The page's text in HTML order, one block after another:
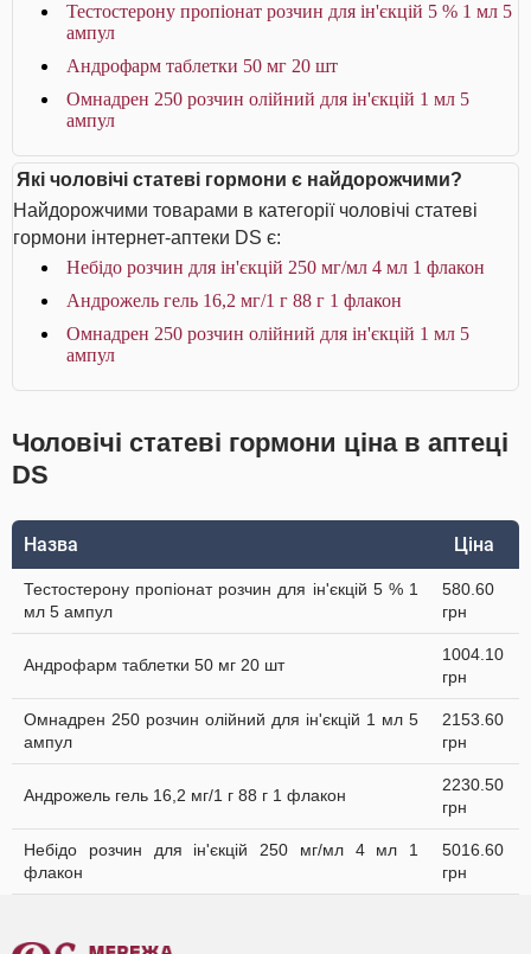
Тестостерону пропіонат розчин для ін'єкцій 5 % 1 мл 5
ампул
Андрофарм таблетки 50 мг 20 шт
Омнадрен 250 розчин олійний для ін'єкцій 1 мл 5
ампул
Які чоловічі статеві гормони є найдорожчими?
Найдорожчими товарами в категорії чоловічі статеві
гормони інтернет-аптеки DS є:
Небідо розчин для ін'єкцій 250 мг/мл 4 мл 1 флакон
Андрожель гель 16,2 мг/1 г 88 г 1 флакон
Омнадрен 250 розчин олійний для ін'єкцій 1 мл 5
ампул
Чоловічі статеві гормони ціна в аптеці
DS
Назва Ціна
Тестостерону пропіонат розчин для ін'єкцій 5 % 1
мл 5 ампул
580.60
грн
Андрофарм таблетки 50 мг 20 шт
1004.10
грн
Омнадрен 250 розчин олійний для ін'єкцій 1 мл 5
ампул
2153.60
грн
Андрожель гель 16,2 мг/1 г 88 г 1 флакон
2230.50
грн
Небідо розчин для ін'єкцій 250 мг/мл 4 мл 1
флакон
5016.60
грн